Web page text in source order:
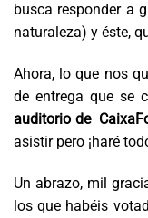
busca responder a
naturaleza) y éste,
Ahora, lo que nos
de entrega que se
auditorio de
asistir pero ¡haré
Un abrazo, mil
los que habéis